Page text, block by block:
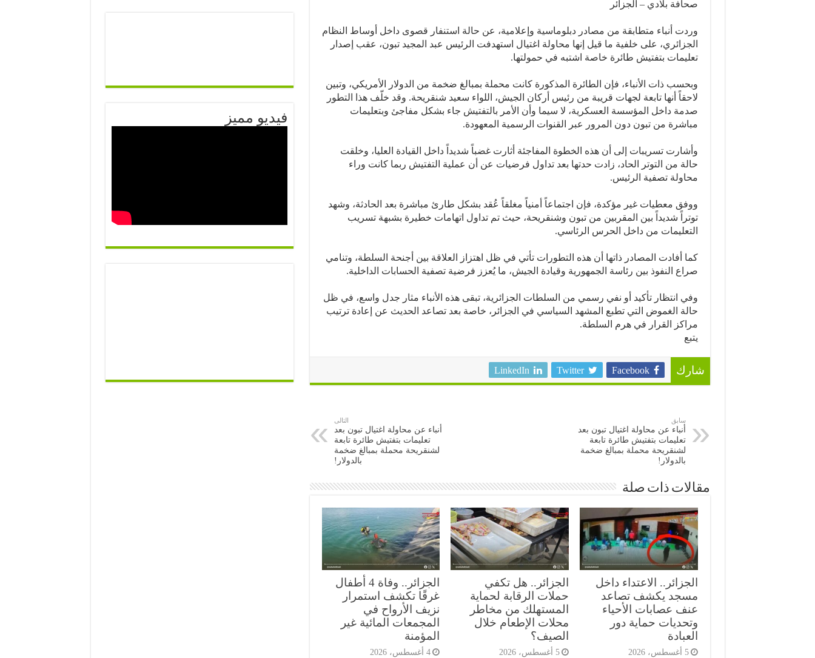
صحافة بلادي – الجزائر
وردت أنباء متطابقة من مصادر دبلوماسية وإعلامية، عن حالة استنفار قصوى داخل أوساط النظام
الجزائري، على خلفية ما قيل إنها محاولة اغتيال استهدفت الرئيس عبد المجيد تبون، عقب إصدار
تعليمات بتفتيش طائرة خاصة اشتبه في حمولتها.
وبحسب ذات الأنباء، فإن الطائرة المذكورة كانت محملة بمبالغ ضخمة من الدولار الأمريكي، وتبين
لاحقاً أنها تابعة لجهات قريبة من رئيس أركان الجيش، اللواء سعيد شنقريحة. وقد خلّف هذا التطور
صدمة داخل المؤسسة العسكرية، لا سيما وأن الأمر بالتفتيش جاء بشكل مفاجئ وبتعليمات
مباشرة من تبون دون المرور عبر القنوات الرسمية المعهودة.
وأشارت تسريبات إلى أن هذه الخطوة المفاجئة أثارت غضباً شديداً داخل القيادة العليا، وخلقت
حالة من التوتر الحاد، زادت حدتها بعد تداول فرضيات عن أن عملية التفتيش ربما كانت وراء
محاولة تصفية الرئيس.
ووفق معطيات غير مؤكدة، فإن اجتماعاً أمنياً مغلقاً عُقد بشكل طارئ مباشرة بعد الحادثة، وشهد
توتراً شديداً بين المقربين من تبون وشنقريحة، حيث تم تداول اتهامات خطيرة بشبهة تسريب
التعليمات من داخل الحرس الرئاسي.
كما أفادت المصادر ذاتها أن هذه التطورات تأتي في ظل اهتزاز العلاقة بين أجنحة السلطة، وتنامي
صراع النفوذ بين رئاسة الجمهورية وقيادة الجيش، ما يُعزز فرضية تصفية الحسابات الداخلية.
وفي انتظار تأكيد أو نفي رسمي من السلطات الجزائرية، تبقى هذه الأنباء مثار جدل واسع، في ظل
حالة الغموض التي تطبع المشهد السياسي في الجزائر، خاصة بعد تصاعد الحديث عن إعادة ترتيب
مراكز القرار في هرم السلطة.
يتبع
شارك Facebook
Twitter
LinkedIn
سابق
أنباء عن محاولة اغتيال تبون بعد
تعليمات بتفتيش طائرة تابعة
لشنقريحة محملة بمبالغ ضخمة
بالدولار!
التالى
أنباء عن محاولة اغتيال تبون بعد
تعليمات بتفتيش طائرة تابعة
لشنقريحة محملة بمبالغ ضخمة
بالدولار!
مقالات ذات صلة
الجزائر.. الاعتداء داخل
مسجد يكشف تصاعد
عنف عصابات الأحياء
وتحديات حماية دور
العبادة
5 أغسطس، 2026
الجزائر.. هل تكفي
حملات الرقابة لحماية
المستهلك من مخاطر
محلات الإطعام خلال
الصيف؟
5 أغسطس، 2026
الجزائر.. وفاة 4 أطفال
غرقًا تكشف استمرار
نزيف الأرواح في
المجمعات المائية غير
المؤمنة
4 أغسطس، 2026
فيديو مميز